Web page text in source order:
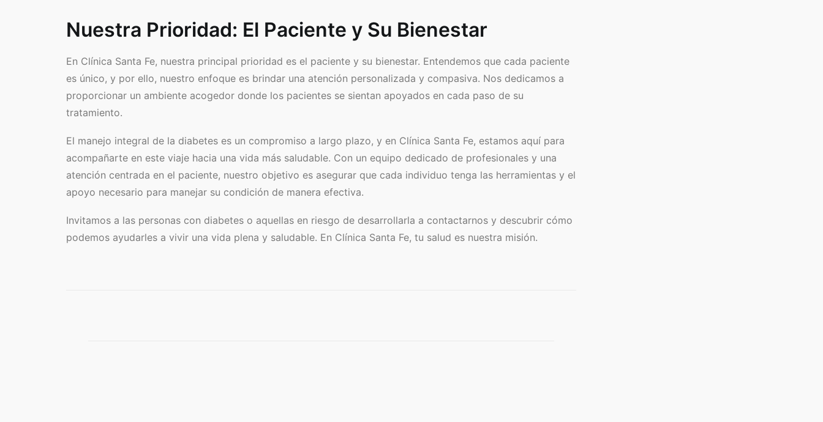
Nuestra Prioridad: El Paciente y Su Bienestar
En Clínica Santa Fe, nuestra principal prioridad es el paciente y su bienestar. Entendemos que cada paciente
es único, y por ello, nuestro enfoque es brindar una atención personalizada y compasiva. Nos dedicamos a
proporcionar un ambiente acogedor donde los pacientes se sientan apoyados en cada paso de su
tratamiento.
El manejo integral de la diabetes es un compromiso a largo plazo, y en Clínica Santa Fe, estamos aquí para
acompañarte en este viaje hacia una vida más saludable. Con un equipo dedicado de profesionales y una
atención centrada en el paciente, nuestro objetivo es asegurar que cada individuo tenga las herramientas y el
apoyo necesario para manejar su condición de manera efectiva.
Invitamos a las personas con diabetes o aquellas en riesgo de desarrollarla a contactarnos y descubrir cómo
podemos ayudarles a vivir una vida plena y saludable. En Clínica Santa Fe, tu salud es nuestra misión.